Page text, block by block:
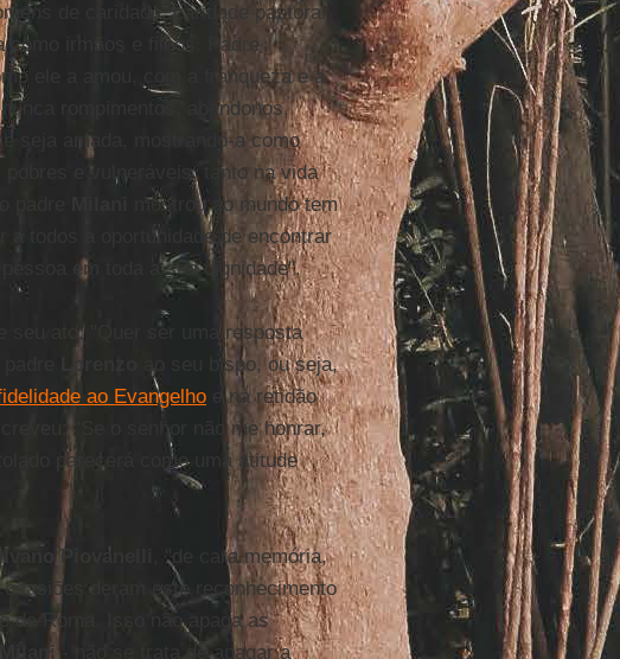
de caridade, caridade pastoral
como irmãos e filhos. Padre
ele a amou, com a franqueza e a
rompimentos, abandonos.
seja amada, mostrando-a como
pobres e vulneráveis, tanto na vida
padre
mostrou ao mundo tem
todos a oportunidade de encontrar
em toda a sua dignidade".
seu ato: "Quer ser uma resposta
Lorenzo
ao seu bispo, ou seja,
ao Evangelhoe na retidão
"Se o senhor não me honrar,
parecerá como uma atitude
Piovanelli
, "de cara memória,
deram este reconhecimento
de Roma. Isso não apaga as
- não se trata de apagar a